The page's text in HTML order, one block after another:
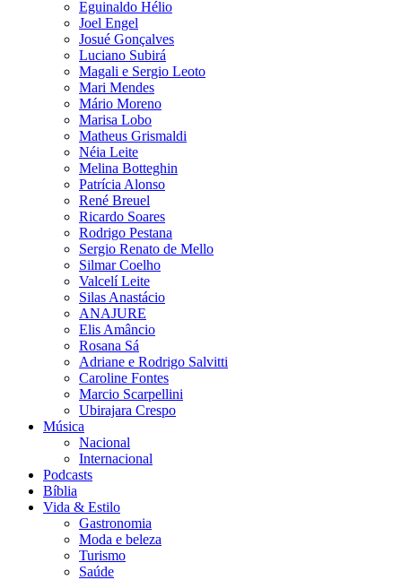
Eguinaldo Hélio
Joel Engel
Josué Gonçalves
Luciano Subirá
Magali e Sergio Leoto
Mari Mendes
Mário Moreno
Marisa Lobo
Matheus Grismaldi
Néia Leite
Melina Botteghin
Patrícia Alonso
René Breuel
Ricardo Soares
Rodrigo Pestana
Sergio Renato de Mello
Silmar Coelho
Valcelí Leite
Silas Anastácio
ANAJURE
Elis Amâncio
Rosana Sá
Adriane e Rodrigo Salvitti
Caroline Fontes
Marcio Scarpellini
Ubirajara Crespo
Música
Nacional
Internacional
Podcasts
Bíblia
Vida & Estilo
Gastronomia
Moda e beleza
Turismo
Saúde